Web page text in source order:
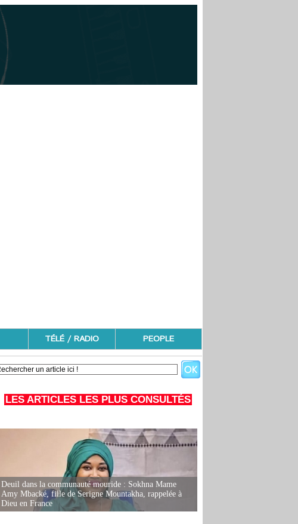
TÉLÉ / RADIO PEOPLE
LES ARTICLES LES PLUS CONSULTÉS
Deuil dans la communauté mouride : Sokhna Mame
Amy Mbacké, fille de Serigne Mountakha, rappelée à
Dieu en France